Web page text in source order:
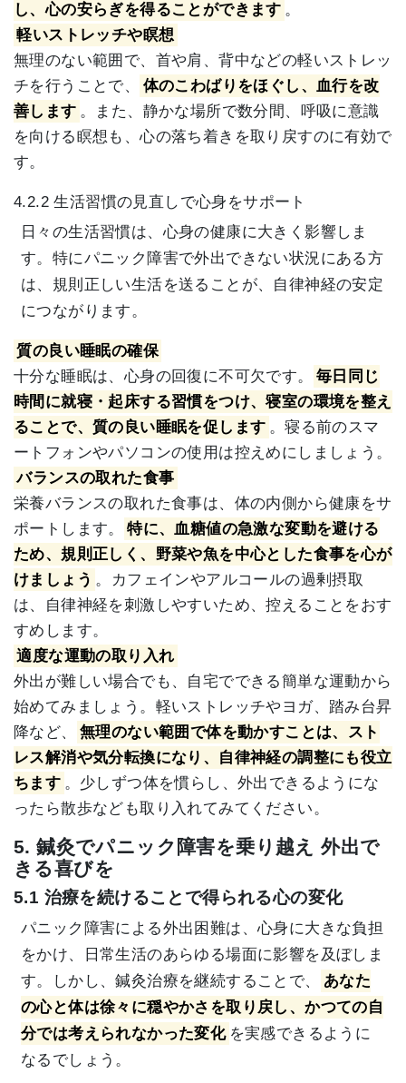
し、心の安らぎを得ることができます 。
軽いストレッチや瞑想
無理のない範囲で、首や肩、背中などの軽いストレッ
チを行うことで、
体のこわばりをほぐし、血行を改
善します 。また、静かな場所で数分間、呼吸に意識
を向ける瞑想も、心の落ち着きを取り戻すのに有効で
す。
4.2.2 生活習慣の見直しで心身をサポート
日々の生活習慣は、心身の健康に大きく影響しま
す。特にパニック障害で外出できない状況にある方
は、規則正しい生活を送ることが、自律神経の安定
につながります。
質の良い睡眠の確保
十分な睡眠は、心身の回復に不可欠です。
毎日同じ
時間に就寝・起床する習慣をつけ、寝室の環境を整え
ることで、質の良い睡眠を促します 。寝る前のスマ
ートフォンやパソコンの使用は控えめにしましょう。
バランスの取れた食事
栄養バランスの取れた食事は、体の内側から健康をサ
ポートします。
特に、血糖値の急激な変動を避ける
ため、規則正しく、野菜や魚を中心とした食事を心が
けましょう 。カフェインやアルコールの過剰摂取
は、自律神経を刺激しやすいため、控えることをおす
すめします。
適度な運動の取り入れ
外出が難しい場合でも、自宅でできる簡単な運動から
始めてみましょう。軽いストレッチやヨガ、踏み台昇
降など、
無理のない範囲で体を動かすことは、スト
レス解消や気分転換になり、自律神経の調整にも役立
ちます 。少しずつ体を慣らし、外出できるようにな
ったら散歩なども取り入れてみてください。
5. 鍼灸でパニック障害を乗り越え 外出で
きる喜びを
5.1 治療を続けることで得られる心の変化
パニック障害による外出困難は、心身に大きな負担
をかけ、日常生活のあらゆる場面に影響を及ぼしま
す。しかし、鍼灸治療を継続することで、
あなた
の心と体は徐々に穏やかさを取り戻し、かつての自
分では考えられなかった変化 を実感できるように
なるでしょう。